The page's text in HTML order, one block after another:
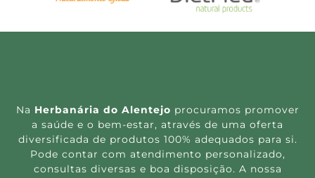
Na Herbanária do Alentejo procuramos promover
a saúde e o bem-estar, através de uma oferta
diversificada de produtos 100% adequados para si.
Pode contar com atendimento personalizado,
consultas diversas e boa disposição. A nossa